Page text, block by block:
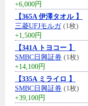
+6,000円
【365A 伊澤タオル 】
三菱UFJモルガ(1枚)
+1,500円
【341A トヨコー 】
SMBC日興証券 (1枚)
+14,100円
【335A ミライロ 】
SMBC日興証券 (1枚)
+39,100円